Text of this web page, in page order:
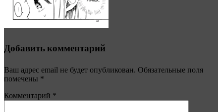
Добавить комментарий
Ваш адрес email не будет опубликован. Обязательные поля
помечены *
Комментарий *